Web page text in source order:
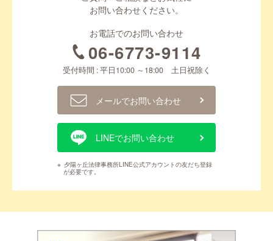
お問い合わせください。
お電話でのお問い合わせ
06-6773-9114
受付時間 : 平日10:00 ～18:00 土日祝除く
メールでお問い合わせ
LINEでお問い合わせ
※ 夕陽ヶ丘法律事務所LINE公式アカウントの友だち登録
が必要です。